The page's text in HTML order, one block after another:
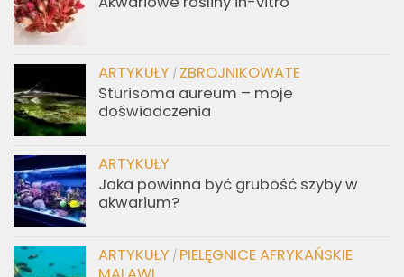
ARTYKUŁY / ZBROJNIKOWATE
Sturisoma aureum – moje
doświadczenia
ARTYKUŁY
Jaka powinna być grubość szyby w
akwarium?
ARTYKUŁY / PIELĘGNICE AFRYKAŃSKIE